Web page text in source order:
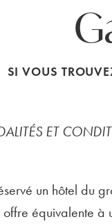
SI VOUS
ET
un hôtel du
offre équivalente